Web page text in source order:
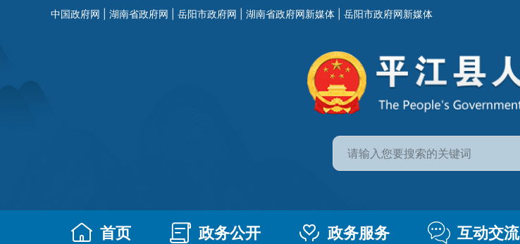
中国政府网 湖南省政府网 岳阳市政府网 湖南省政府网新媒体 岳阳市政府网新媒体
首页 政务公开 政务服务 互动交流